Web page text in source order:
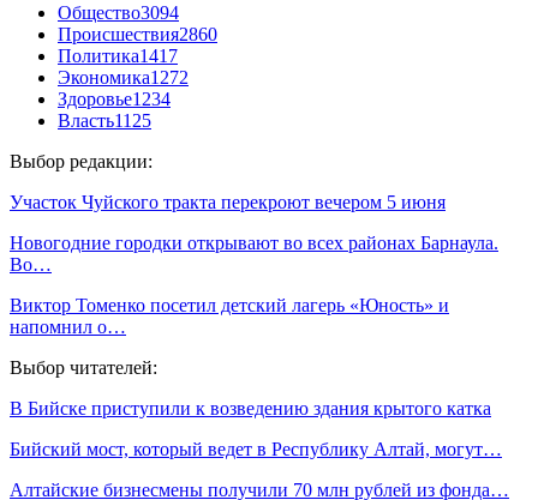
Общество3094
Происшествия2860
Политика1417
Экономика1272
Здоровье1234
Власть1125
Выбор редакции:
Участок Чуйского тракта перекроют вечером 5 июня
Новогодние городки открывают во всех районах Барнаула.
Во…
Виктор Томенко посетил детский лагерь «Юность» и
напомнил о…
Выбор читателей:
В Бийске приступили к возведению здания крытого катка
Бийский мост, который ведет в Республику Алтай, могут…
Алтайские бизнесмены получили 70 млн рублей из фонда…